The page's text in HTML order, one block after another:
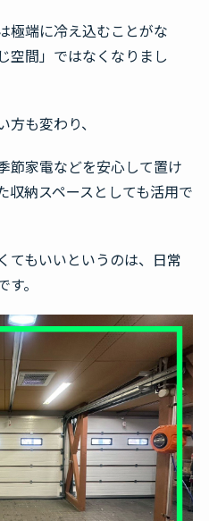
極端に冷え込むことがな
空間」ではなくなりまし
も変わり、
節家電などを安心して置け
収納スペースとしても活用で
てもいいというのは、日常
。